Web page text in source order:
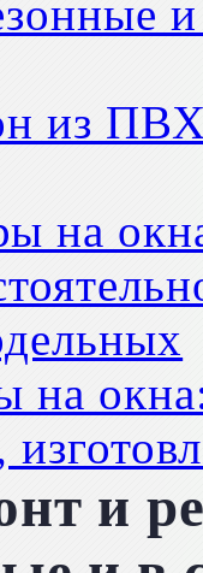
из
и